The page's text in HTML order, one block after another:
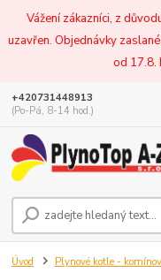
Vážení zákazníci, z
uzavřen. Objednávky
od 17.8.
+420731448913
(Po-Pá, 8-14 hod.)
Úvod Plynové kotle -